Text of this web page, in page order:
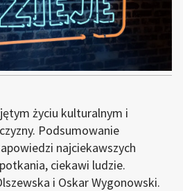
życiu kulturalnym i
Podsumowanie
najciekawszych
ciekawi ludzie.
i Oskar Wygonowski.